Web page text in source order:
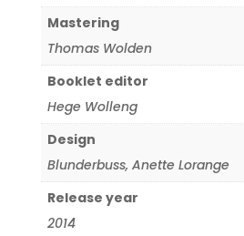
Mastering
Thomas Wolden
Booklet editor
Hege Wolleng
Design
Blunderbuss, Anette Lorange
Release year
2014